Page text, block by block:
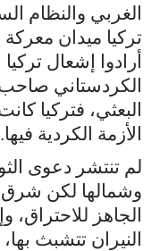
الغربي والنظام
تركيا ميدان
أرادوا إشعال
الكردستاني
البعثي، فتركيا
الأزمة الكردية فيها.
لم تنتشر دعوى
وشمالها لكن شرق
الجاهز للاحتراق،
النيران تتشبث